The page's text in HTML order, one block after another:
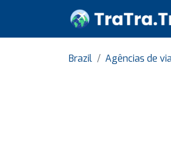
Brazil Agências de